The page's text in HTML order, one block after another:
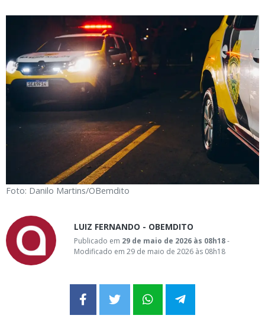
Foto: Danilo Martins/OBemdito
LUIZ FERNANDO - OBEMDITO
Publicado em 29 de maio de 2026 às 08h18-
Modificado em 29 de maio de 2026 às 08h18